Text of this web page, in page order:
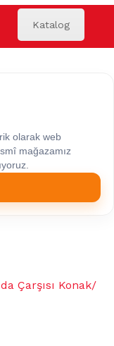
Katalog
olarak web
mağazamız
Çarşısı Konak/